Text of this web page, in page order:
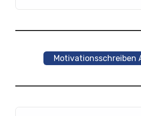
Motivationsschreiben